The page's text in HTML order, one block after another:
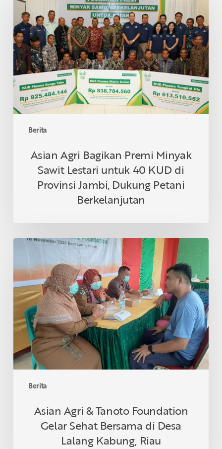
Berita
Bagikan
Premi
Minyak
Sawit
Lestari
untuk
40
KUD
di
Dukung
Petani
Berkelanjutan
Asian Agri Bagikan Premi Minyak
Sawit Lestari untuk 40 KUD di
Provinsi Jambi, Dukung Petani
Berkelanjutan
Berita
Asian
&
Tanoto
Foundation
Gelar
Sehat
Bersama
Desa
Lalang
Asian Agri & Tanoto Foundation
Gelar Sehat Bersama di Desa
Lalang Kabung, Riau